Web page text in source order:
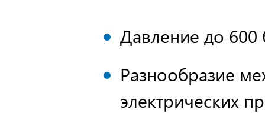
Давление до 600
Разнообразие
электрических